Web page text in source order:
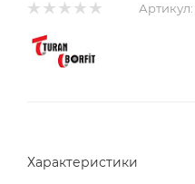
Артикул:
Характеристики